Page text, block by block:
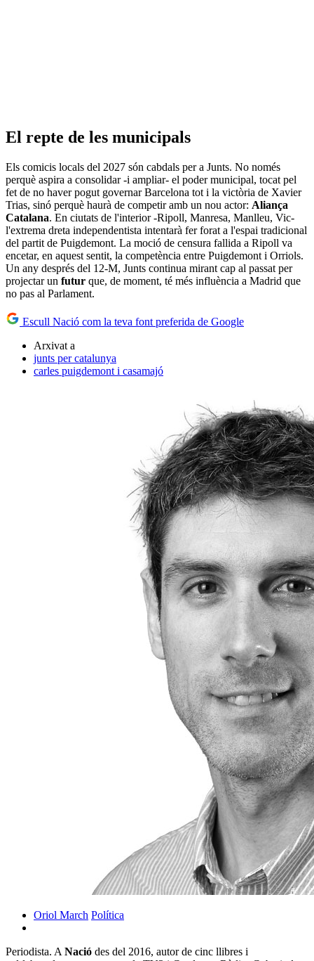
El repte de les municipals
Els comicis locals del 2027 són cabdals per a Junts. No només
perquè aspira a consolidar -i ampliar- el poder municipal, tocat pel
fet de no haver pogut governar Barcelona tot i la victòria de Xavier
Trias, sinó perquè haurà de competir amb un nou actor: Aliança
Catalana. En ciutats de l'interior -Ripoll, Manresa, Manlleu, Vic-
l'extrema dreta independentista intentarà fer forat a l'espai tradicional
del partit de Puigdemont. La moció de censura fallida a Ripoll va
encetar, en aquest sentit, la competència entre Puigdemont i Orriols.
Un any després del 12-M, Junts continua mirant cap al passat per
projectar un futur que, de moment, té més influència a Madrid que
no pas al Parlament.
Escull Nació com la teva font preferida de Google
Arxivat a
junts per catalunya
carles puigdemont i casamajó
Oriol March Política
Periodista. A Nació des del 2016, autor de cinc llibres i